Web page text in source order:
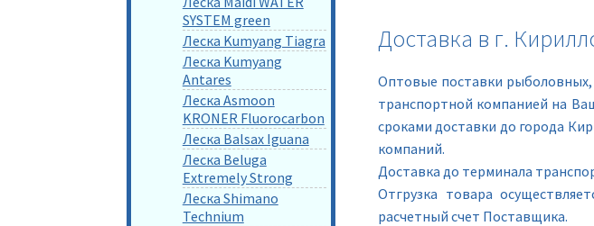
Доставка в г.
Оптовые поставки рыболовных,
транспортной компанией на
сроками доставки до города
компаний.
Доставка до терминала
Отгрузка товара
расчетный счет Поставщика.
SYSTEM green
Леска Kumyang Tiagra
Леска Kumyang
Antares
Леска Asmoon
KRONER Fluorocarbon
Леска Balsax Iguana
Леска Beluga
Extremely Strong
Леска Shimano
Technium